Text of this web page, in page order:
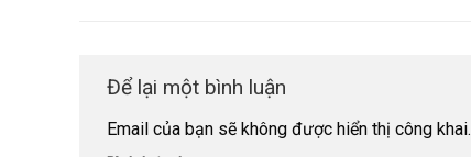
Để lại một bình luận
Email của bạn sẽ không được hiển thị công khai.